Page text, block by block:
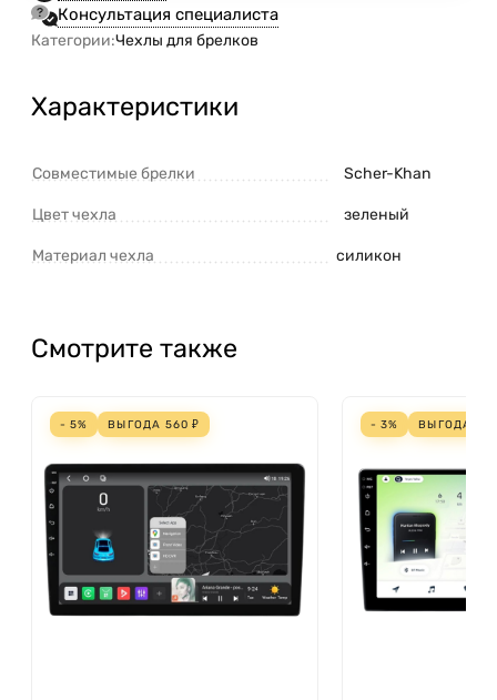
Консультация специалиста
Категории:Чехлы для брелков
Характеристики
Совместимые брелки Scher-Khan
Цвет чехла зеленый
Материал чехла силикон
Смотрите также
- 5% ВЫГОДА 560 ₽ - 3% ВЫГОДА